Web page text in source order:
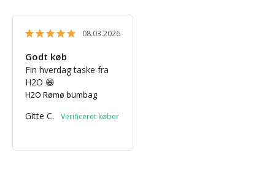
08.03.2026
Godt køb
Fin hverdag taske fra
H2O 😁
H2O Rømø bumbag
Gitte C.